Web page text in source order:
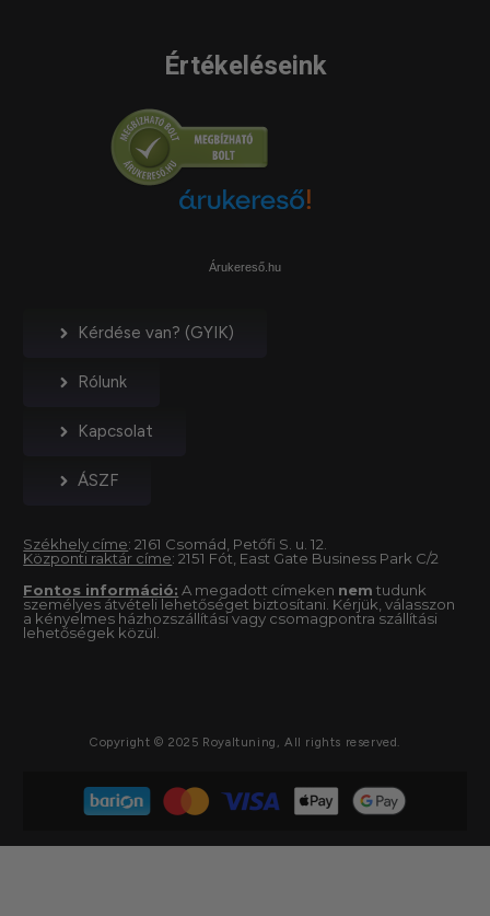
Értékeléseink
Árukereső.hu
Kérdése van? (GYIK)
Rólunk
Kapcsolat
ÁSZF
Székhely címe: 2161 Csomád, Petőfi S. u. 12.
Központi raktár címe: 2151 Fót, East Gate Business Park C/2
Fontos információ: A megadott címeken nem tudunk
személyes átvételi lehetőséget biztosítani. Kérjük, válasszon
a kényelmes házhozszállítási vagy csomagpontra szállítási
lehetőségek közül.
Copyright © 2025 Royaltuning, All rights reserved.